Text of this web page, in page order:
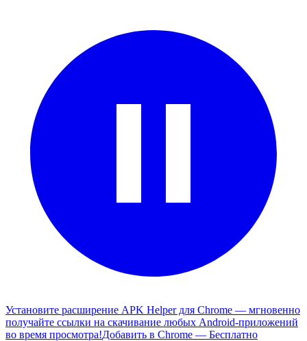
Установите расширение APK Helper для Chrome — мгновенно
получайте ссылки на скачивание любых Android-приложений
во время просмотра!Добавить в Chrome — Бесплатно